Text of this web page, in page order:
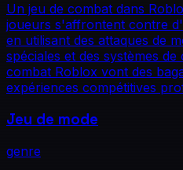
Un jeu de combat dans
joueurs s'affrontent contre
en utilisant des attaques de
spéciales et des systèmes
combat Roblox vont des
expériences compétitives
Jeu de mode
genre